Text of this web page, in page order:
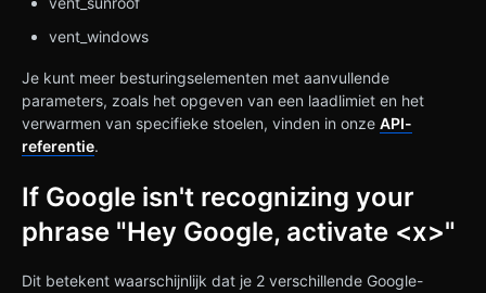
vent_windows
Je kunt meer besturingselementen met aanvullende
parameters, zoals het opgeven van een laadlimiet en het
verwarmen van specifieke stoelen, vinden in onze API-
referentie.
If Google isn't recognizing your
phrase "Hey Google, activate <x>"
Dit betekent waarschijnlijk dat je 2 verschillende Google-